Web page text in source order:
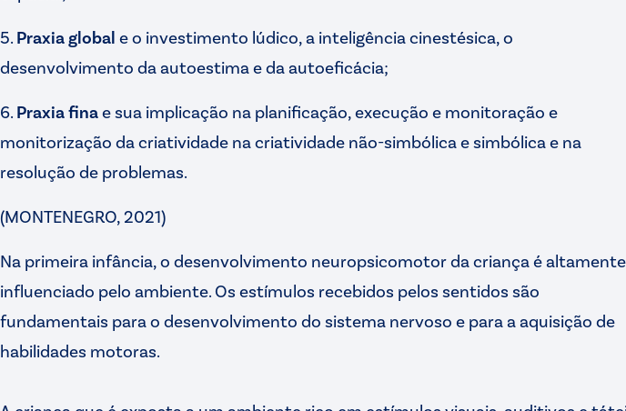
5. Praxia global e o investimento lúdico, a inteligência cinestésica, o
desenvolvimento da autoestima e da autoeficácia;
6. Praxia finae sua implicação na planificação, execução e monitoração e
monitorização da criatividade na criatividade não-simbólica e simbólica e na
resolução de problemas.
(MONTENEGRO, 2021)
Na primeira infância, o desenvolvimento neuropsicomotor da criança é altamente
influenciado pelo ambiente. Os estímulos recebidos pelos sentidos são
fundamentais para o desenvolvimento do sistema nervoso e para a aquisição de
habilidades motoras.